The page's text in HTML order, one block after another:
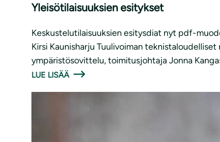
Yleisötilaisuuksien esitykset
Keskustelutilaisuuksien esitysdiat nyt pdf-
Kirsi Kaunisharju Tuulivoiman
ympäristösovittelu, toimitusjohtaja Jonna
LUE LISÄÄ